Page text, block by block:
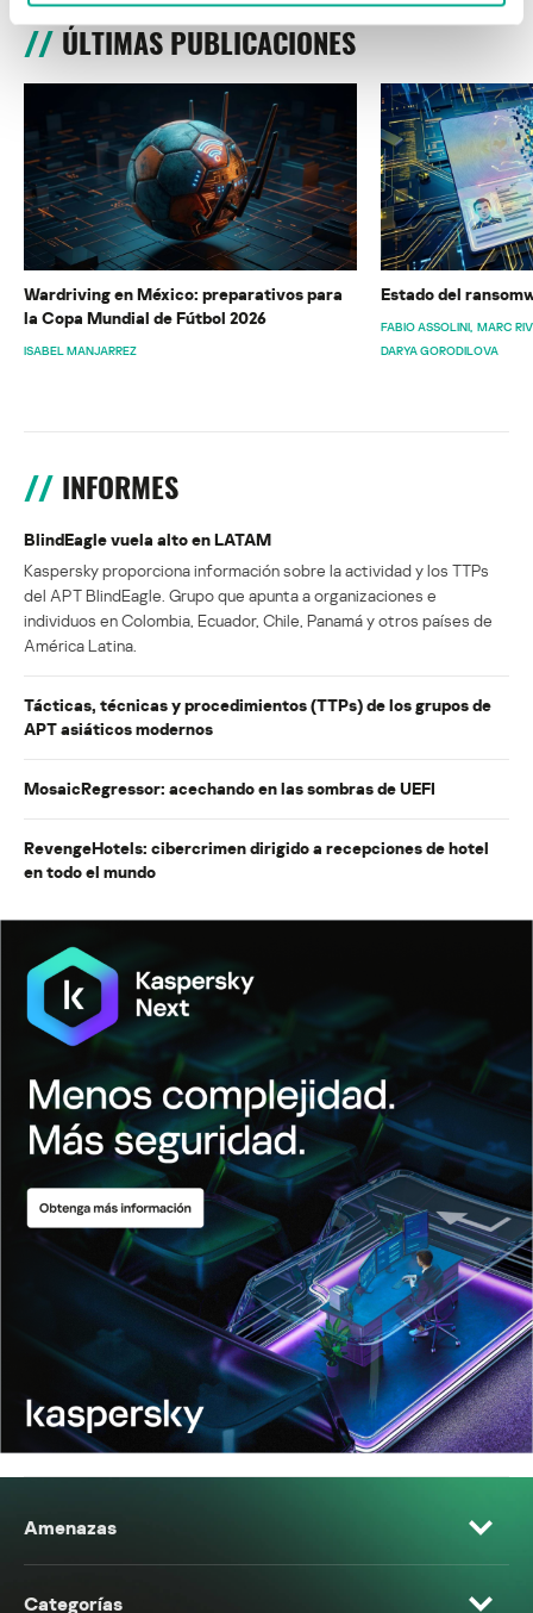
ÚLTIMAS PUBLICACIONES
Wardriving en México: preparativos para
la Copa Mundial de Fútbol 2026
ISABEL MANJARREZ
Estado del
FABIO ASSOLINI MARC
DARYA GORODILOVA
INFORMES
BlindEagle vuela alto en LATAM
Kaspersky proporciona información sobre la actividad y los TTPs
del APT BlindEagle. Grupo que apunta a organizaciones e
individuos en Colombia, Ecuador, Chile, Panamá y otros países de
América Latina.
Tácticas, técnicas y procedimientos (TTPs) de los grupos de
APT asiáticos modernos
MosaicRegressor: acechando en las sombras de UEFI
RevengeHotels: cibercrimen dirigido a recepciones de hotel
en todo el mundo
Amenazas
Categorías